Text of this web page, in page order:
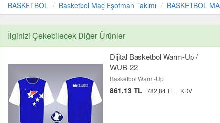
BASKETBOL Basketbol Maç Eşofman Takımı BASKETBOL
İlginizi Çekebilecek Diğer Ürünler
Dijital Basketbol Warm-Up /
WUB-22
Basketbol Warm-Up
861,13 TL 782,84 TL + KDV